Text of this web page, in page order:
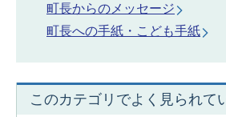
町長からのメッセージ
町長への手紙・こども手紙
このカテゴリでよく見られて